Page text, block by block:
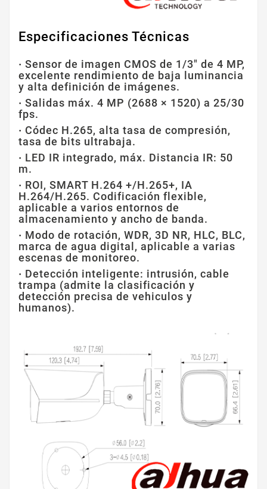
Especificaciones Técnicas
· Sensor de imagen CMOS de 1/3" de 4 MP,
excelente rendimiento de baja luminancia
y alta definición de imágenes.
· Salidas máx. 4 MP (2688 × 1520) a 25/30
fps.
· Códec H.265, alta tasa de compresión,
tasa de bits ultrabaja.
· LED IR integrado, máx. Distancia IR: 50
m.
· ROI, SMART H.264 +/H.265+, IA
H.264/H.265. Codificación flexible,
aplicable a varios entornos de
almacenamiento y ancho de banda.
· Modo de rotación, WDR, 3D NR, HLC, BLC,
marca de agua digital, aplicable a varias
escenas de monitoreo.
· Detección inteligente: intrusión, cable
trampa (admite la clasificación y
detección precisa de vehiculos y
humanos).